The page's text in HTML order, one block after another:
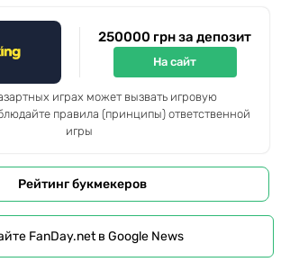
250000 грн за депозит
На сайт
играх может вызвать игровую
правила (принципы) ответственной
игры
Рейтинг букмекеров
FanDay.net в Google News